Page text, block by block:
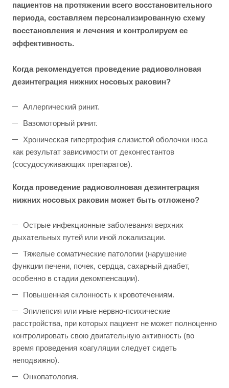
пациентов на протяжении всего восстановительного
периода, составляем персонализированную схему
восстановления и лечения и контролируем ее
эффективность.
Когда рекомендуется проведение радиоволновая
дезинтеграция нижних носовых раковин?
Аллергический ринит.
Вазомоторный ринит.
Хроническая гипертрофия слизистой оболочки носа
как результат зависимости от деконгестантов
(сосудосуживающих препаратов).
Когда проведение радиоволновая дезинтеграция
нижних носовых раковин может быть отложено?
Острые инфекционные заболевания верхних
дыхательных путей или иной локализации.
Тяжелые соматические патологии (нарушение
функции печени, почек, сердца, сахарный диабет,
особенно в стадии декомпенсации).
Повышенная склонность к кровотечениям.
Эпилепсия или иные нервно-психические
расстройства, при которых пациент не может полноценно
контролировать свою двигательную активность (во
время проведения коагуляции следует сидеть
неподвижно).
Онкопатология.